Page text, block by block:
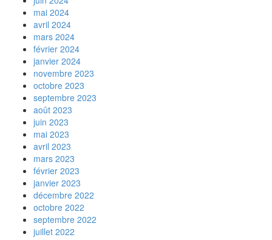
mai 2024
avril 2024
mars 2024
février 2024
janvier 2024
novembre 2023
octobre 2023
septembre 2023
août 2023
juin 2023
mai 2023
avril 2023
mars 2023
février 2023
janvier 2023
décembre 2022
octobre 2022
septembre 2022
juillet 2022